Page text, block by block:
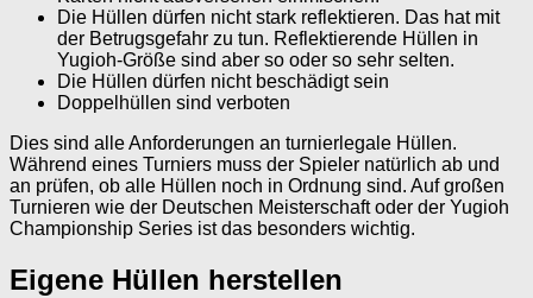
Die Hüllen dürfen nicht stark reflektieren. Das hat mit
der Betrugsgefahr zu tun. Reflektierende Hüllen in
Yugioh-Größe sind aber so oder so sehr selten.
Die Hüllen dürfen nicht beschädigt sein
Doppelhüllen sind verboten
Dies sind alle Anforderungen an turnierlegale Hüllen.
Während eines Turniers muss der Spieler natürlich ab und
an prüfen, ob alle Hüllen noch in Ordnung sind. Auf großen
Turnieren wie der Deutschen Meisterschaft oder der Yugioh
Championship Series ist das besonders wichtig.
Eigene Hüllen herstellen